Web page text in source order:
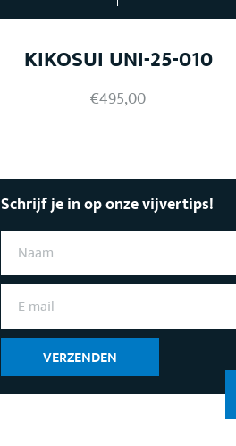
KIKOSUI UNI-25-010
€495,00
Schrijf je in op onze vijvertips!
N
M
E
A
*
VERZENDEN